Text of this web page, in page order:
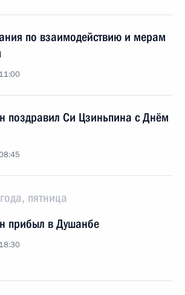
по взаимодействию и мерам
поздравил Си Цзиньпина с Днём
пятница
прибыл в Душанбе